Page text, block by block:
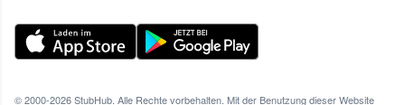
© 2000-2026 StubHub. Alle Rechte vorbehalten. Mit der Benutzung dieser Website